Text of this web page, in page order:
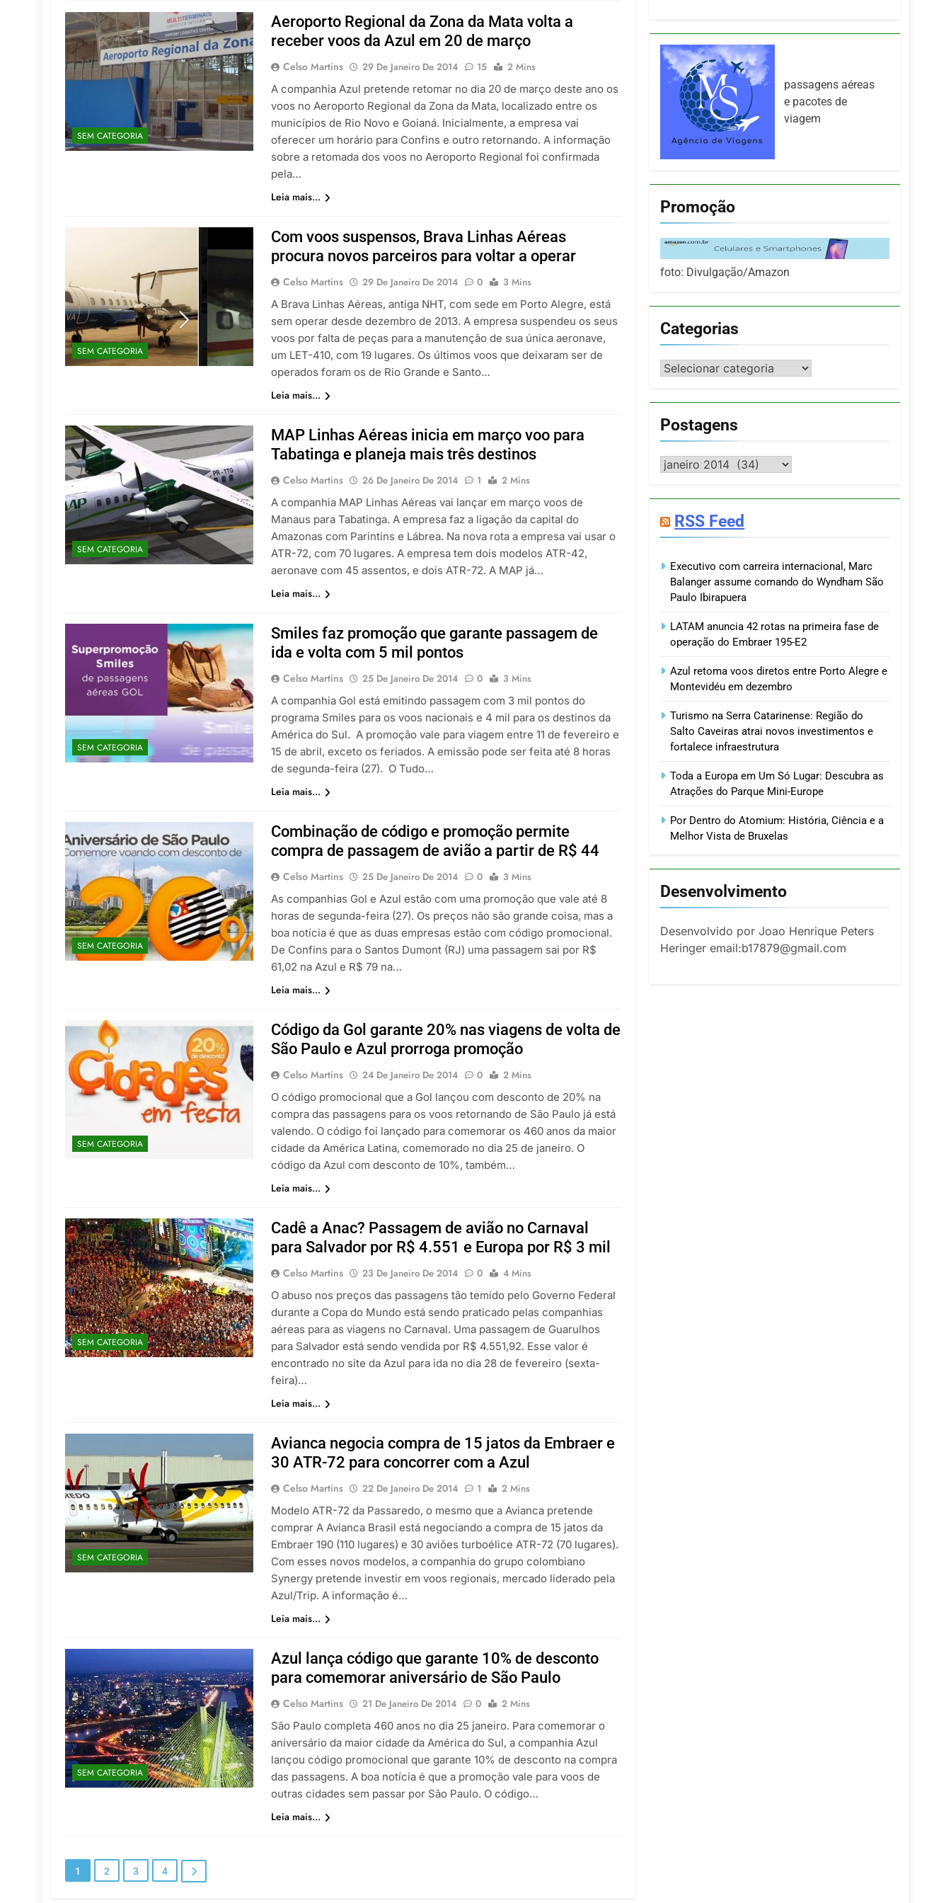
SEM CATEGORIA
Aeroporto Regional da Zona da Mata volta a
receber voos da Azul em 20 de março
Celso Martins 29 De Janeiro De 2014 15
2 Mins
A companhia Azul pretende retomar no dia 20 de março deste ano os
voos no Aeroporto Regional da Zona da Mata, localizado entre os
municípios de Rio Novo e Goianá. Inicialmente, a empresa vai
oferecer um horário para Confins e outro retornando. A informação
sobre a retomada dos voos no Aeroporto Regional foi confirmada
pela…
Leia mais...
SEM CATEGORIA
Com voos suspensos, Brava Linhas Aéreas
procura novos parceiros para voltar a operar
Celso Martins 29 De Janeiro De 2014 0
3 Mins
A Brava Linhas Aéreas, antiga NHT, com sede em Porto Alegre, está
sem operar desde dezembro de 2013. A empresa suspendeu os seus
voos por falta de peças para a manutenção de sua única aeronave,
um LET-410, com 19 lugares. Os últimos voos que deixaram ser de
operados foram os de Rio Grande e Santo…
Leia mais...
SEM CATEGORIA
MAP Linhas Aéreas inicia em março voo para
Tabatinga e planeja mais três destinos
Celso Martins 26 De Janeiro De 2014 1
2 Mins
A companhia MAP Linhas Aéreas vai lançar em março voos de
Manaus para Tabatinga. A empresa faz a ligação da capital do
Amazonas com Parintins e Lábrea. Na nova rota a empresa vai usar o
ATR-72, com 70 lugares. A empresa tem dois modelos ATR-42,
aeronave com 45 assentos, e dois ATR-72. A MAP já…
Leia mais...
SEM CATEGORIA
Smiles faz promoção que garante passagem de
ida e volta com 5 mil pontos
Celso Martins 25 De Janeiro De 2014 0
3 Mins
A companhia Gol está emitindo passagem com 3 mil pontos do
programa Smiles para os voos nacionais e 4 mil para os destinos da
América do Sul. A promoção vale para viagem entre 11 de fevereiro e
15 de abril, exceto os feriados. A emissão pode ser feita até 8 horas
de segunda-feira (27). O Tudo…
Leia mais...
SEM CATEGORIA
Combinação de código e promoção permite
compra de passagem de avião a partir de R$ 44
Celso Martins 25 De Janeiro De 2014 0
3 Mins
As companhias Gol e Azul estão com uma promoção que vale até 8
horas de segunda-feira (27). Os preços não são grande coisa, mas a
boa notícia é que as duas empresas estão com código promocional.
De Confins para o Santos Dumont (RJ) uma passagem sai por R$
61,02 na Azul e R$ 79 na…
Leia mais...
SEM CATEGORIA
Código da Gol garante 20% nas viagens de volta de
São Paulo e Azul prorroga promoção
Celso Martins 24 De Janeiro De 2014 0
2 Mins
O código promocional que a Gol lançou com desconto de 20% na
compra das passagens para os voos retornando de São Paulo já está
valendo. O código foi lançado para comemorar os 460 anos da maior
cidade da América Latina, comemorado no dia 25 de janeiro. O
código da Azul com desconto de 10%, também…
Leia mais...
SEM CATEGORIA
Cadê a Anac? Passagem de avião no Carnaval
para Salvador por R$ 4.551 e Europa por R$ 3 mil
Celso Martins 23 De Janeiro De 2014 0
4 Mins
O abuso nos preços das passagens tão temido pelo Governo Federal
durante a Copa do Mundo está sendo praticado pelas companhias
aéreas para as viagens no Carnaval. Uma passagem de Guarulhos
para Salvador está sendo vendida por R$ 4.551,92. Esse valor é
encontrado no site da Azul para ida no dia 28 de fevereiro (sexta-
feira)…
Leia mais...
SEM CATEGORIA
Avianca negocia compra de 15 jatos da Embraer e
30 ATR-72 para concorrer com a Azul
Celso Martins 22 De Janeiro De 2014 1
2 Mins
Modelo ATR-72 da Passaredo, o mesmo que a Avianca pretende
comprar A Avianca Brasil está negociando a compra de 15 jatos da
Embraer 190 (110 lugares) e 30 aviões turboélice ATR-72 (70 lugares).
Com esses novos modelos, a companhia do grupo colombiano
Synergy pretende investir em voos regionais, mercado liderado pela
Azul/Trip. A informação é…
Leia mais...
SEM CATEGORIA
Azul lança código que garante 10% de desconto
para comemorar aniversário de São Paulo
Celso Martins 21 De Janeiro De 2014 0
2 Mins
São Paulo completa 460 anos no dia 25 janeiro. Para comemorar o
aniversário da maior cidade da América do Sul, a companhia Azul
lançou código promocional que garante 10% de desconto na compra
das passagens. A boa notícia é que a promoção vale para voos de
outras cidades sem passar por São Paulo. O código…
Leia mais...
1 2 3 4
passagens aéreas
e pacotes de
viagem
Promoção
foto: Divulgação/Amazon
Categorias
Categorias
Postagens
Postagens
RSS Feed
Executivo com carreira internacional, Marc
Balanger assume comando do Wyndham São
Paulo Ibirapuera
LATAM anuncia 42 rotas na primeira fase de
operação do Embraer 195-E2
Azul retoma voos diretos entre Porto Alegre e
Montevidéu em dezembro
Turismo na Serra Catarinense: Região do
Salto Caveiras atrai novos investimentos e
fortalece infraestrutura
Toda a Europa em Um Só Lugar: Descubra as
Atrações do Parque Mini-Europe
Por Dentro do Atomium: História, Ciência e a
Melhor Vista de Bruxelas
Desenvolvimento
Desenvolvido por Joao Henrique Peters
Heringer email:b17879@gmail.com